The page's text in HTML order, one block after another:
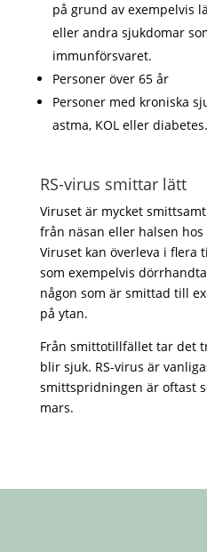
på grund av exempelvis
eller andra sjukdomar
immunförsvaret.
Personer över 65 år
Personer med kroniska
astma, KOL eller diabetes.
RS-virus smittar lätt
Viruset är mycket
från näsan eller halsen
Viruset kan överleva i flera
som exempelvis
någon som är smittad till
på ytan.
Från smittotillfället tar det
blir sjuk. RS-virus är
smittspridningen är oftast
mars.